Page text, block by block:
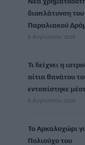
διαπλάτυνση
Παραλιακού
6 Αυγούστου, 2026
Τι δείχνει η
αίτια θανάτου
εντοπίστηκε
6 Αυγούστου, 2026
Το Αρκαλοχώρι
Πολιούχο του